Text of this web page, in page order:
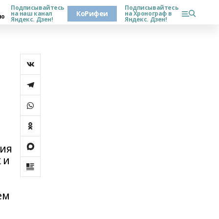
Подписывайтесь
на наш канал
Яндекс. Дзен!
КоРифеи
Подписывайтесь
на Хронограф в
Яндекс. Дзен!
и